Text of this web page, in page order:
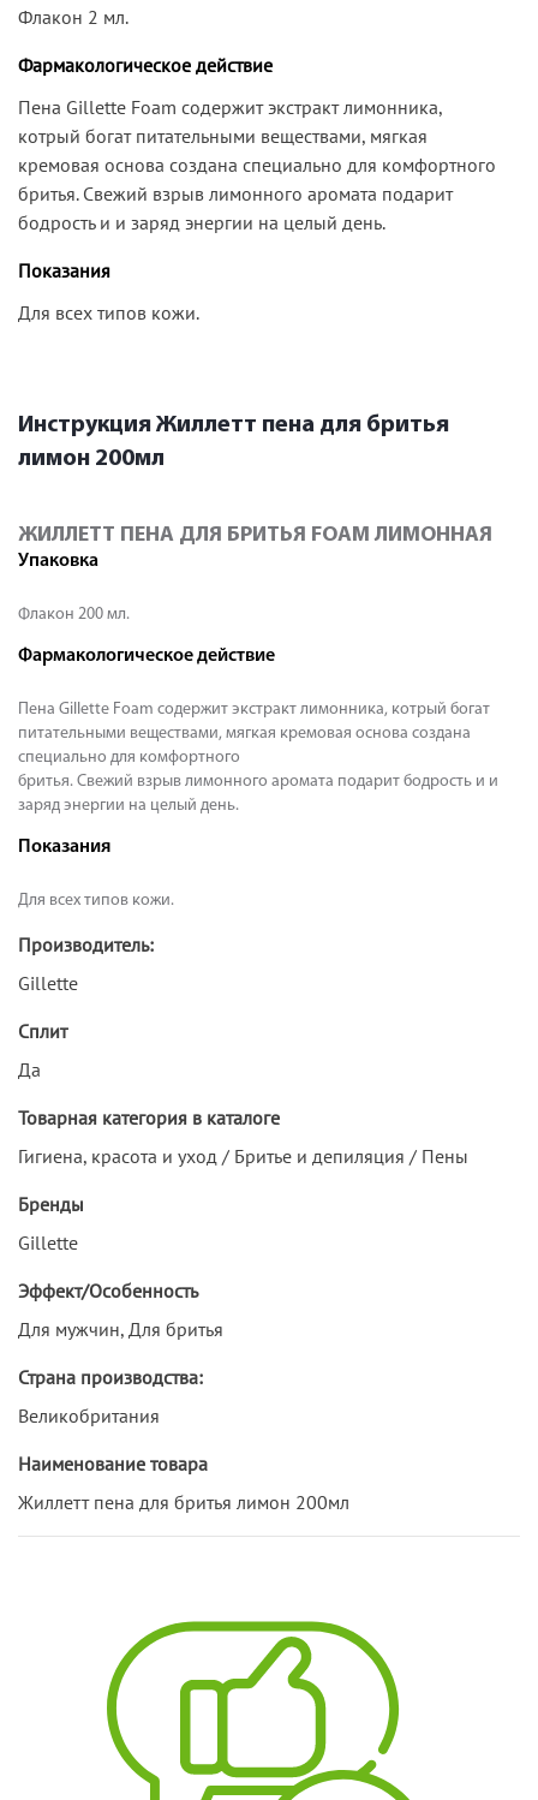
Флакон 2 мл.
Фармакологическое действие
Пена Gillette Foam содержит экстракт лимонника,
котрый богат питательными веществами, мягкая
кремовая основа создана специально для комфортного
бритья. Свежий взрыв лимонного аромата подарит
бодрость и и заряд энергии на целый день.
Показания
Для всех типов кожи.
Инструкция Жиллетт пена для бритья
лимон 200мл
ЖИЛЛЕТТ ПЕНА ДЛЯ БРИТЬЯ FOAM ЛИМОННАЯ
Упаковка
Флакон 200 мл.
Фармакологическое действие
Пена Gillette Foam содержит экстракт лимонника, котрый богат
питательными веществами, мягкая кремовая основа создана
специально для комфортного
бритья. Свежий взрыв лимонного аромата подарит бодрость и и
заряд энергии на целый день.
Показания
Для всех типов кожи.
Производитель:
Gillette
Сплит
Да
Товарная категория в каталоге
Гигиена, красота и уход / Бритье и депиляция / Пены
Бренды
Gillette
Эффект/Особенность
Для мужчин, Для бритья
Страна производства:
Великобритания
Наименование товара
Жиллетт пена для бритья лимон 200мл